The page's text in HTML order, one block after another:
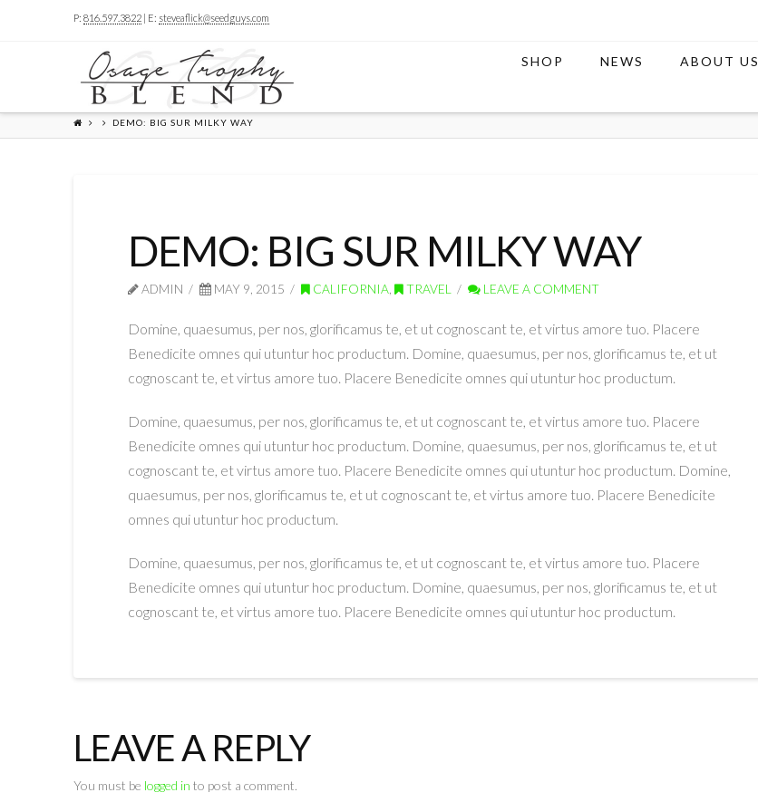
P: 816.597.3822| E: steveaflick@seedguys.com
SHOP NEWS ABOUT US
DEMO: BIG SUR MILKY WAY
DEMO: BIG SUR MILKY WAY
ADMIN MAY 9, 2015 CALIFORNIA, TRAVEL LEAVE A COMMENT
Domine, quaesumus, per nos, glorificamus te, et ut cognoscant te, et virtus amore tuo. Placere
Benedicite omnes qui utuntur hoc productum. Domine, quaesumus, per nos, glorificamus te, et ut
cognoscant te, et virtus amore tuo. Placere Benedicite omnes qui utuntur hoc productum.
Domine, quaesumus, per nos, glorificamus te, et ut cognoscant te, et virtus amore tuo. Placere
Benedicite omnes qui utuntur hoc productum. Domine, quaesumus, per nos, glorificamus te, et ut
cognoscant te, et virtus amore tuo. Placere Benedicite omnes qui utuntur hoc productum. Domine,
quaesumus, per nos, glorificamus te, et ut cognoscant te, et virtus amore tuo. Placere Benedicite
omnes qui utuntur hoc productum.
Domine, quaesumus, per nos, glorificamus te, et ut cognoscant te, et virtus amore tuo. Placere
Benedicite omnes qui utuntur hoc productum. Domine, quaesumus, per nos, glorificamus te, et ut
cognoscant te, et virtus amore tuo. Placere Benedicite omnes qui utuntur hoc productum.
LEAVE A REPLY
You must be logged in to post a comment.